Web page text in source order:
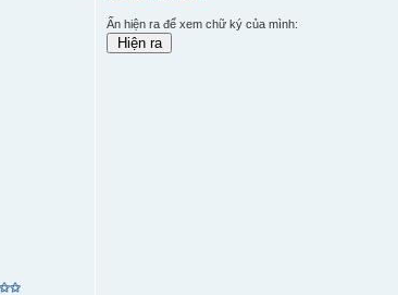
Ấn hiện ra để xem chữ ký của mình: